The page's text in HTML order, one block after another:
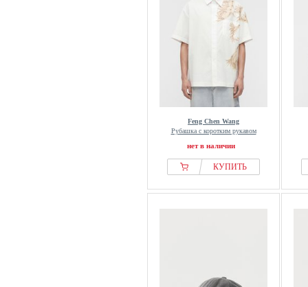
Feng Chen Wang
Рубашка с коротким рукавом
нет в наличии
КУПИТЬ